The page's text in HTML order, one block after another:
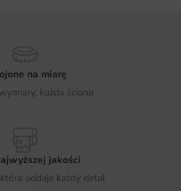
na miarę
każda ściana
jakości
oddaje każdy detal